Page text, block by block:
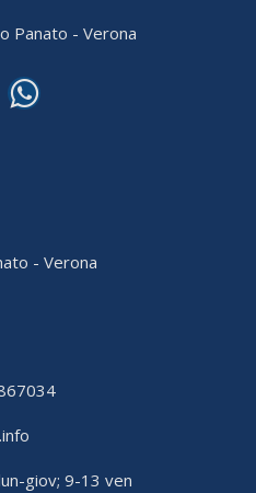
Panato - Verona
- Verona
giov; 9-13 ven